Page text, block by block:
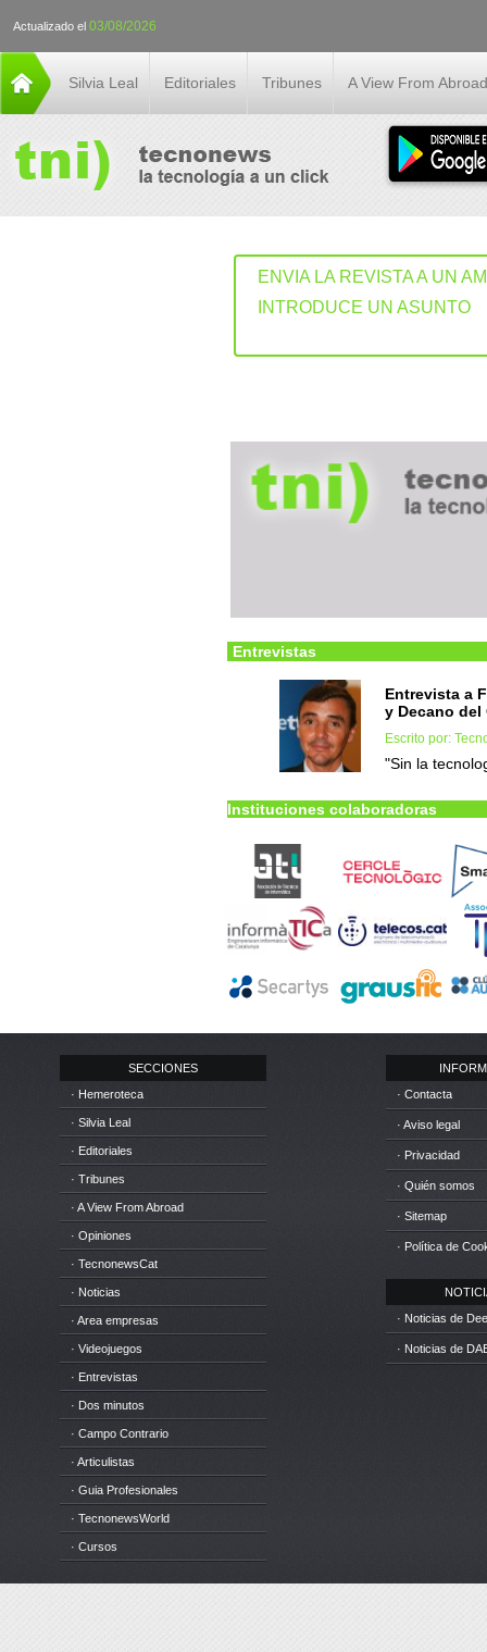
Actualizado el 03/08/2026
Silvia Leal Editoriales Tribunes A View From Abroad
ENVIA LA REVISTA A UN
INTRODUCE UN ASUNTO
Entrevistas
Entrevista a
y Decano del
Escrito por:
"Sin la
Instituciones colaboradoras
SECCIONES
· Hemeroteca
· Silvia Leal
· Editoriales
· Tribunes
· A View From Abroad
· Opiniones
· TecnonewsCat
· Noticias
· Area empresas
· Videojuegos
· Entrevistas
· Dos minutos
· Campo Contrario
· Articulistas
· Guia Profesionales
· TecnonewsWorld
· Cursos
· Contacta
· Aviso legal
· Privacidad
· Quién somos
· Sitemap
· Política de
· Noticias de
· Noticias de